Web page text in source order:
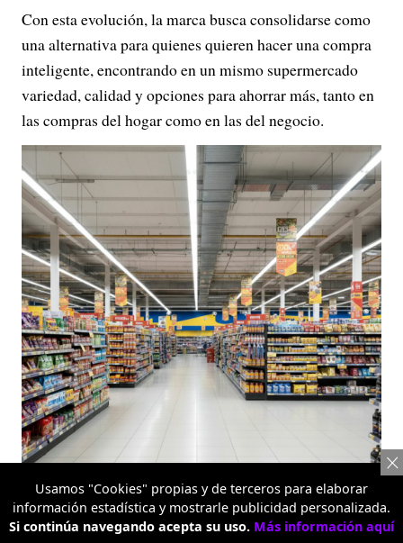
Con esta evolución, la marca busca consolidarse como
una alternativa para quienes quieren hacer una compra
inteligente, encontrando en un mismo supermercado
variedad, calidad y opciones para ahorrar más, tanto en
las compras del hogar como en las del negocio.
Metro Alquería
Usamos "Cookies" propias y de terceros para elaborar
información estadística y mostrarle publicidad personalizada.
Si continúa navegando acepta su uso. Más información aquí